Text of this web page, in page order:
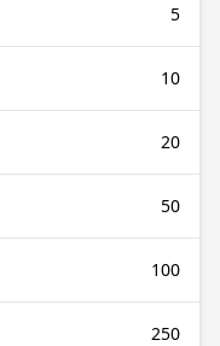
5
10
20
50
100
250